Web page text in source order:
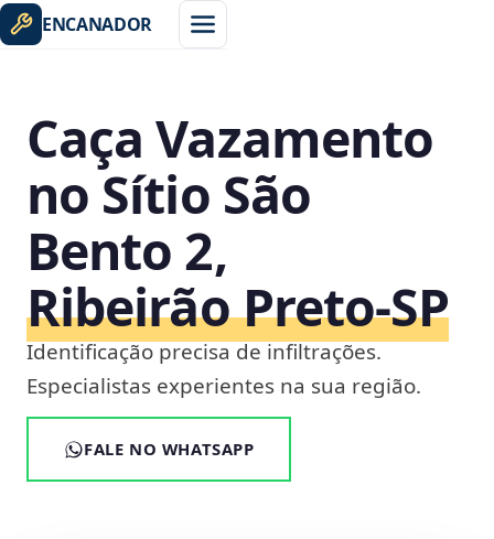
ENCANADOR
Caça Vazamento
no Sítio São
Bento 2,
Ribeirão Preto‑SP
Identificação precisa de infiltrações.
Especialistas experientes na sua região.
FALE NO WHATSAPP